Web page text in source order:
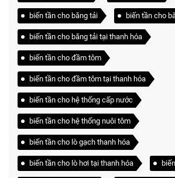
biến tần cho băng tải biến tần cho
biến tần cho băng tải tại thanh hóa
biến tần cho đầm tôm
biến tần cho đầm tôm tại thanh hóa
biến tần cho hệ thống cấp nước
biến tần cho hệ thống nuôi tôm
biến tần cho lò gạch thanh hóa
biến tần cho lò hơi tại thanh hóa